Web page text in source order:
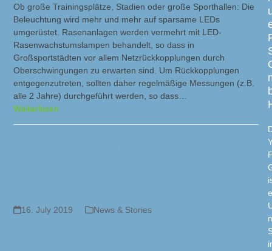
Ob große Trainingsplätze, Stadien oder große Sporthallen: Die
Beleuchtung wird mehr und mehr auf sparsame LEDs
umgerüstet. Rasenanlagen werden vermehrt mit LED-
Rasenwachstumslampen behandelt, so dass in
Großsportstädten vor allem Netzrückkopplungen durch
Oberschwingungen zu erwarten sind. Um Rückkopplungen
entgegenzutreten, sollten daher regelmäßige Messungen (z.B.
alle 2 Jahre) durchgeführt werden, so dass…
Weiterlesen
16. July 2019 News & Stories